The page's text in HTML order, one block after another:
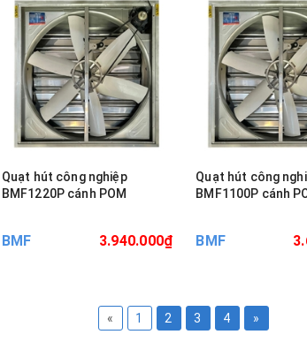
Quạt hút công nghiệp
BMF1220P cánh POM
BMF 3.940.000₫
Quạt hút công
BMF1100P cánh
BMF
« 1 2 3 4 »